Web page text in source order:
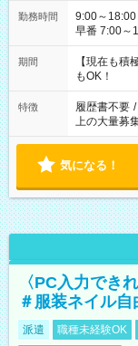
勤務時間
9:00～18:00（休憩60分） ■
早番 7:00～16:00 遅
い」 「余裕
たくない」 な
の方へ 今ご
の勤務時間
期間
【現在も
もOK！
特徴 履歴書不要 /
上の大量募
気になる！
〈PC入力でき
＃服装ネイル
派遣 職種未経験OK